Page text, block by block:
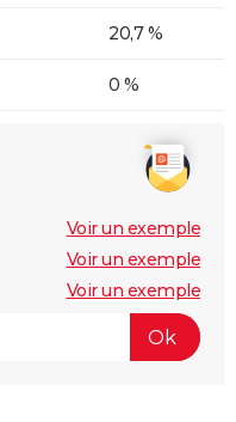
20,7 %
0 %
Voir un exemple
Voir un exemple
Voir un exemple